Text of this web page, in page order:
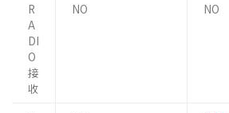
R
A
DI
O
接
收
NO NO